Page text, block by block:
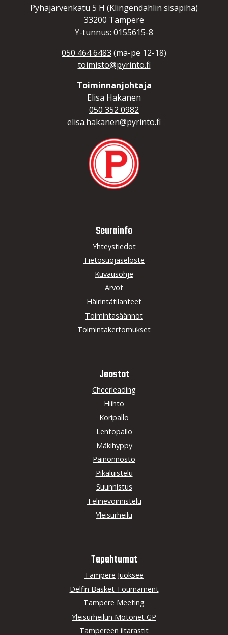
Pyhäjärvenkatu 5 H (Klingendahlin sisäpiha)
33200 Tampere
Y-tunnus: 0155615-8
050 464 6483 (ma-pe 12-18)
toimisto@pyrinto.fi
Toiminnanjohtaja
Elisa Hakanen
050 352 0982
elisa.hakanen@pyrinto.fi
Seurainfo
Yhteystiedot
Tietosuojaseloste
Kuvausohje
Arvot
Häirintätilanteet
Toimintasäännöt
Toimintakertomukset
Jaostot
Cheerleading
Hiihto
Koripallo
Lentopallo
Mäkihyppy
Painonnosto
Pikaluistelu
Suunnistus
Telinevoimistelu
Yleisurheilu
Tapahtumat
Tampere Juoksee
Delfin Basket Tournament
Tampere Meeting
Yleisurheilun Motonet GP
Tampereen iltarastit